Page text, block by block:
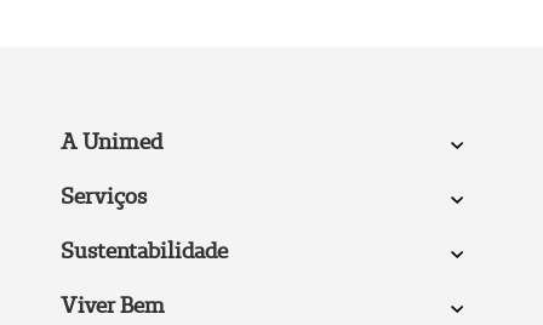
A Unimed
Serviços
Sustentabilidade
Viver Bem